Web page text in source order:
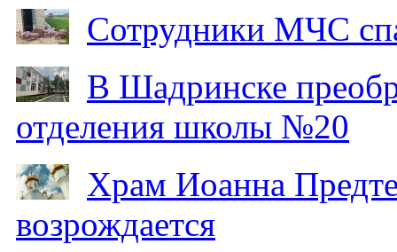
Сотрудники МЧС
В Шадринске
отделения школы №20
Храм Иоанна
возрождается